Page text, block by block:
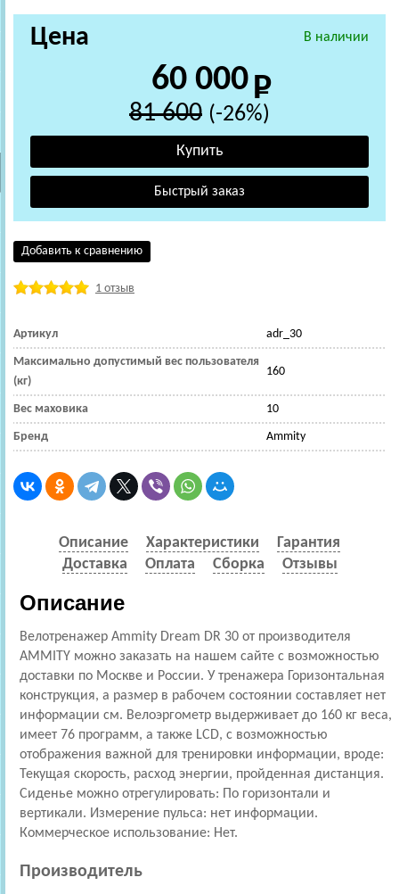
В наличии
Цена
60 000
81 600 (-26%)
Добавить к сравнению
1 отзыв
Артикул adr_30
Максимально допустимый вес пользователя
(кг)
160
Вес маховика 10
Бренд Ammity
Описание Характеристики
Гарантия
Доставка
Оплата Сборка Отзывы
Описание
Велотренажер Ammity Dream DR 30 от производителя
AMMITY можно заказать на нашем сайте с возможностью
доставки по Москве и России. У тренажера Горизонтальная
конструкция, а размер в рабочем состоянии составляет нет
информации см. Велоэргометр выдерживает до 160 кг веса,
имеет 76 программ, а также LСD, с возможностью
отображения важной для тренировки информации, вроде:
Текущая скорость, расход энергии, пройденная дистанция.
Сиденье можно отрегулировать: По горизонтали и
вертикали. Измерение пульса: нет информации.
Коммерческое использование: Нет.
Производитель